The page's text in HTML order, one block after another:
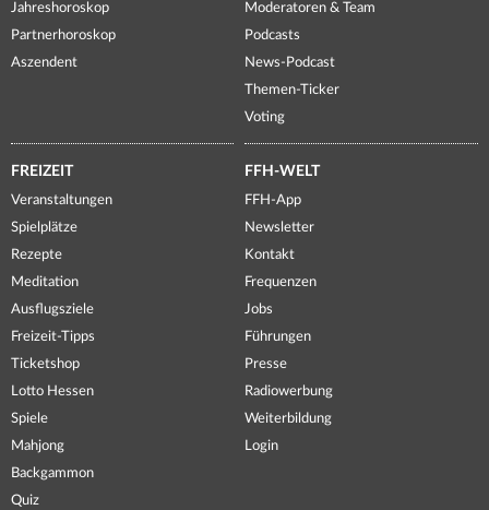
Jahreshoroskop
Partnerhoroskop
Aszendent
Moderatoren & Team
Podcasts
News-Podcast
Themen-Ticker
Voting
FREIZEIT
Veranstaltungen
Spielplätze
Rezepte
Meditation
Ausflugsziele
Freizeit-Tipps
Ticketshop
Lotto Hessen
Spiele
Mahjong
Backgammon
Quiz
FFH-WELT
FFH-App
Newsletter
Kontakt
Frequenzen
Jobs
Führungen
Presse
Radiowerbung
Weiterbildung
Login